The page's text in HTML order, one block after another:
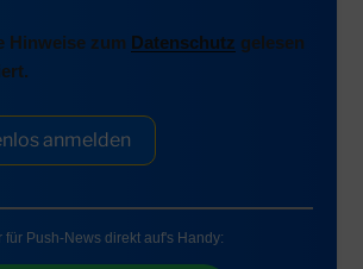
Hinweise zum Datenschutz gelesen
anmelden
für Push-News direkt auf's Handy: